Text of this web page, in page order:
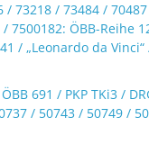
/ 73218 / 73484 /
7500182: ÖBB-Reihe
/ „Leonardo da Vinci“
691 / PKP TKi3 /
/ 50743 / 50749 /